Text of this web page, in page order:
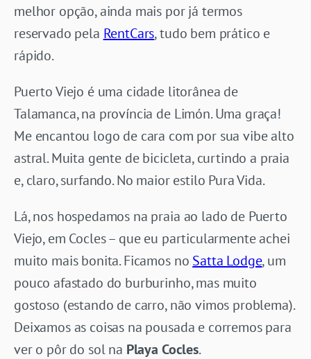
melhor opção, ainda mais por já termos
reservado pela RentCars, tudo bem prático e
rápido.
Puerto Viejo é uma cidade litorânea de
Talamanca, na província de Limón. Uma graça!
Me encantou logo de cara com por sua vibe alto
astral. Muita gente de bicicleta, curtindo a praia
e, claro, surfando. No maior estilo Pura Vida.
Lá, nos hospedamos na praia ao lado de Puerto
Viejo, em Cocles – que eu particularmente achei
muito mais bonita. Ficamos no Satta Lodge, um
pouco afastado do burburinho, mas muito
gostoso (estando de carro, não vimos problema).
Deixamos as coisas na pousada e corremos para
ver o pôr do sol na Playa Cocles.